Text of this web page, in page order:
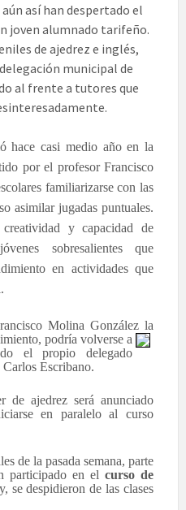
así han despertado el
joven alumnado tarifeño.
de ajedrez e inglés,
municipal de
al frente a tutores que
hace casi medio año en la
por el profesor Francisco
familiarizarse con las
asimilar jugadas puntuales.
y capacidad de
sobresalientes que
en actividades que
Molina González la
podría volverse a
el propio delegado
Escribano.
ajedrez será anunciado
en paralelo al curso
de la pasada semana, parte
participado en el curso de
se despidieron de las clases